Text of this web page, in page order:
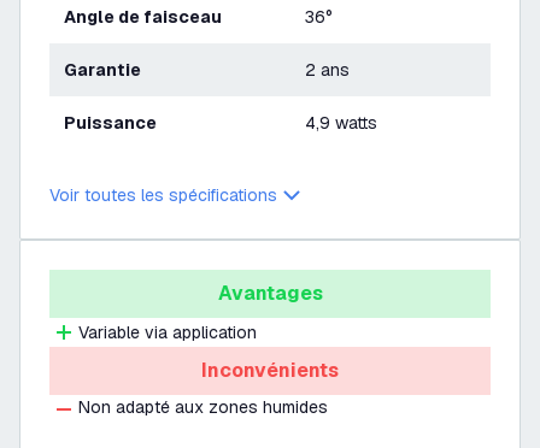
Angle de faisceau 36°
Garantie 2 ans
Puissance 4,9 watts
Voir toutes les spécifications
Avantages
Variable via application
Inconvénients
Non adapté aux zones humides